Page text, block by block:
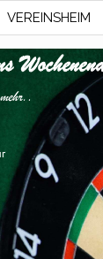
VEREINSHEIM